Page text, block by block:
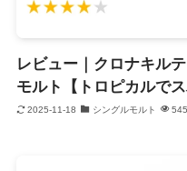
レビュー｜クロナキル
モルト【トロピカルでス
2025-11-18 シングルモルト 545